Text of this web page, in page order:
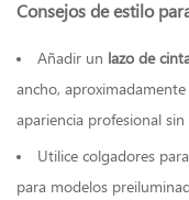
Consejos de estilo
Añadir un lazo de
ancho,
apariencia profesional
Utilice colgadores
para modelos